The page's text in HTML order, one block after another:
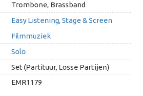
Trombone, Brassband
Easy Listening, Stage & Screen
Filmmuziek
Solo
Set (Partituur, Losse Partijen)
EMR1179